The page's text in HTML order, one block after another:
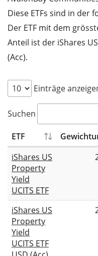
Diese ETFs sind in der
Der ETF mit dem
Anteil ist der iShares
(Acc).
Einträge
Suchen
ETF
iShares US
Property
Yield
UCITS ETF
iShares US
Property
Yield
UCITS ETF